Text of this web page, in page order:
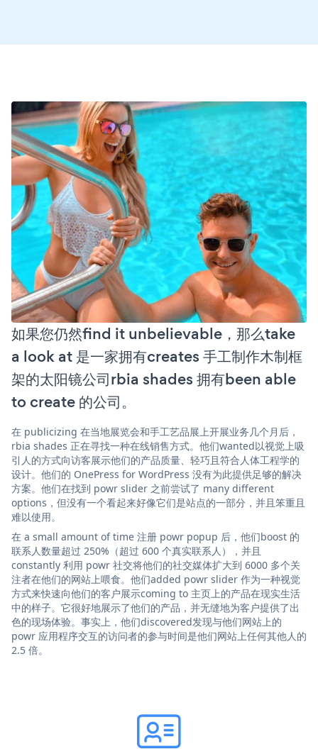
如果您仍然find it unbelievable，那么take
a look at 是一家拥有creates 手工制作木制框
架的太阳镜公司rbia shades 拥有been able
to create 的公司。
在 publicizing 在当地展览会和手工艺品展上开展业务几个月后，
rbia shades 正在寻找一种在线销售方式。他们wanted以视觉上吸
引人的方式向访客展示他们的产品质量、轻巧且符合人体工程学的
设计。他们的 OnePress for WordPress 没有为此提供足够的解决
方案。他们在找到 powr slider 之前尝试了 many different
options，但没有一个看起来好像它们是站点的一部分，并且笨重且
难以使用。
在 a small amount of time 注册 powr popup 后，他们boost 的
联系人数量超过 250%（超过 600 个真实联系人），并且
constantly 利用 powr 社交将他们的社交媒体扩大到 6000 多个关
注者在他们的网站上喂食。他们added powr slider 作为一种视觉
方式来快速向他们的客户展示coming to 主页上的产品在现实生活
中的样子。它很好地展示了他们的产品，并无缝地为客户提供了出
色的现场体验。事实上，他们discovered发现与他们网站上的
powr 应用程序交互的访问者的参与时间是他们网站上任何其他人的
2.5 倍。